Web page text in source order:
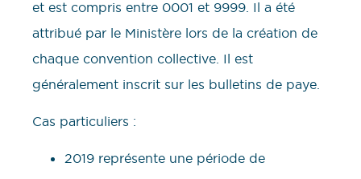
et est compris entre 0001 et 9999. Il a été
attribué par le Ministère lors de la création de
chaque convention collective. Il est
généralement inscrit sur les bulletins de paye.
Cas particuliers :
2019 représente une période de